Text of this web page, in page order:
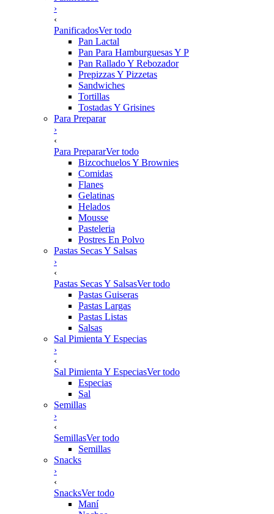
›
‹
PanificadosVer todo
Pan Lactal
Pan Para Hamburguesas Y P
Pan Rallado Y Rebozador
Prepizzas Y Pizzetas
Sandwiches
Tortillas
Tostadas Y Grisines
Para Preparar
›
‹
Para PrepararVer todo
Bizcochuelos Y Brownies
Comidas
Flanes
Gelatinas
Helados
Mousse
Pasteleria
Postres En Polvo
Pastas Secas Y Salsas
›
‹
Pastas Secas Y SalsasVer todo
Pastas Guiseras
Pastas Largas
Pastas Listas
Salsas
Sal Pimienta Y Especias
›
‹
Sal Pimienta Y EspeciasVer todo
Especias
Sal
Semillas
›
‹
SemillasVer todo
Semillas
Snacks
›
‹
SnacksVer todo
Maní